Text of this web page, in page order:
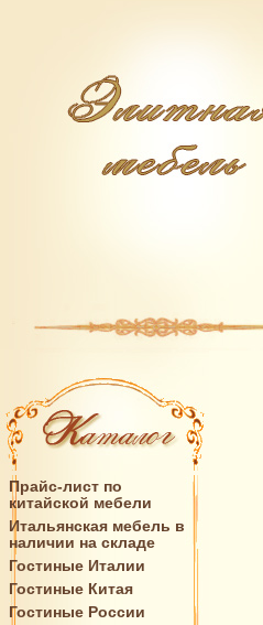
Прайс-лист по
китайской мебели
Итальянская мебель в
наличии на складе
Гостиные Италии
Гостиные Китая
Гостиные России